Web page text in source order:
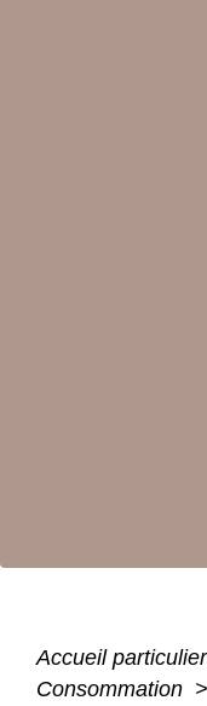
Accueil
Consommation >